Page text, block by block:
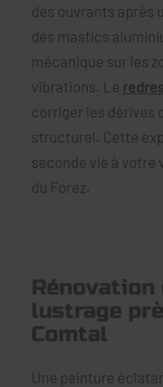
des ouvrants après
des mastics
mécanique sur les
vibrations. Le
corriger les dérives
structurel. Cette
seconde vie à votre
du Forez.
lustrage
Comtal
Une peinture